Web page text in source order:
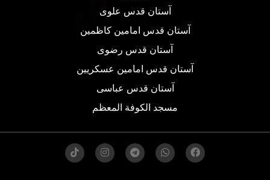
آستان قدس علوی
آستان قدس امامین کاظمین
آستان قدس رضوی
آستان قدس امامین عسکریین
آستان قدس عباسی
مسجد الكوفة المعظم